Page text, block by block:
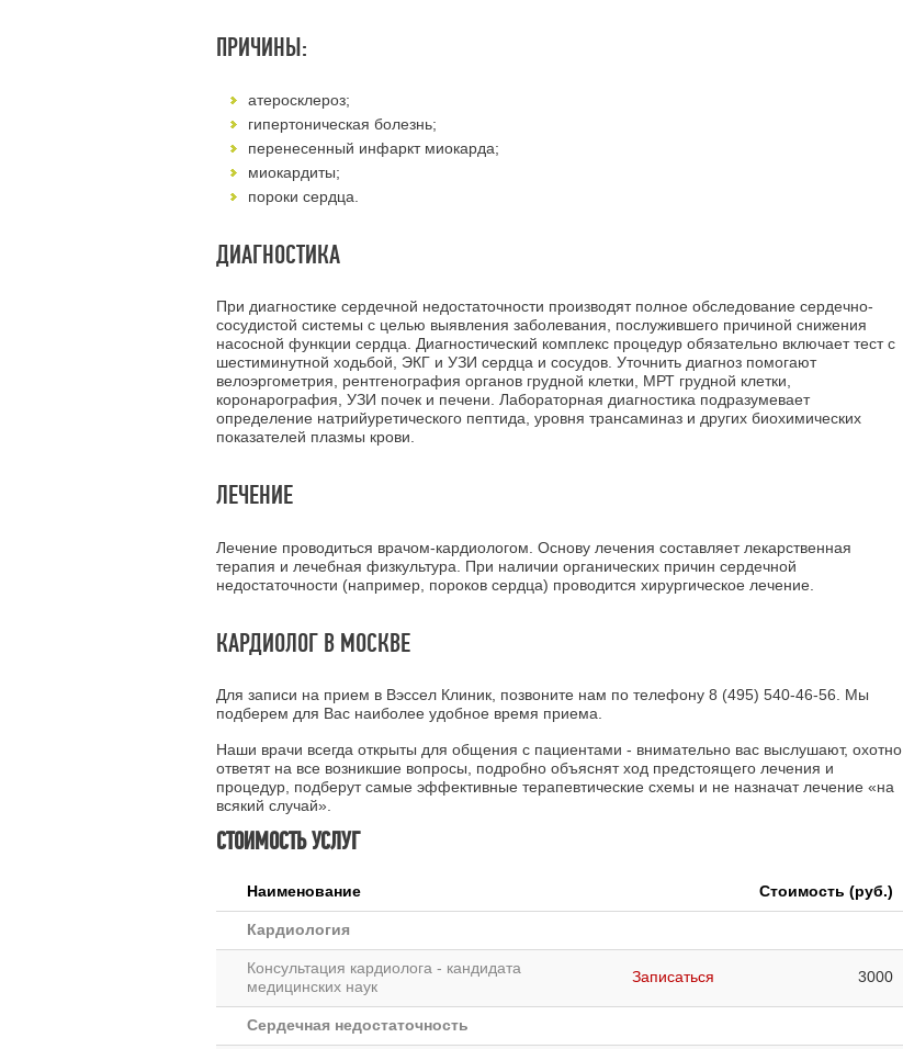
ПРИЧИНЫ:
атеросклероз;
гипертоническая болезнь;
перенесенный инфаркт миокарда;
миокардиты;
пороки сердца.
ДИАГНОСТИКА
При диагностике сердечной недостаточности производят полное обследование сердечно-
сосудистой системы с целью выявления заболевания, послужившего причиной снижения
насосной функции сердца. Диагностический комплекс процедур обязательно включает тест с
шестиминутной ходьбой, ЭКГ и УЗИ сердца и сосудов. Уточнить диагноз помогают
велоэргометрия, рентгенография органов грудной клетки, МРТ грудной клетки,
коронарография, УЗИ почек и печени. Лабораторная диагностика подразумевает
определение натрийуретического пептида, уровня трансаминаз и других биохимических
показателей плазмы крови.
ЛЕЧЕНИЕ
Лечение проводиться врачом-кардиологом. Основу лечения составляет лекарственная
терапия и лечебная физкультура. При наличии органических причин сердечной
недостаточности (например, пороков сердца) проводится хирургическое лечение.
КАРДИОЛОГ В МОСКВЕ
Для записи на прием в Вэссел Клиник, позвоните нам по телефону 8 (495) 540-46-56. Мы
подберем для Вас наиболее удобное время приема.
Наши врачи всегда открыты для общения с пациентами - внимательно вас выслушают, охотно
ответят на все возникшие вопросы, подробно объяснят ход предстоящего лечения и
процедур, подберут самые эффективные терапевтические схемы и не назначат лечение «на
всякий случай».
СТОИМОСТЬ УСЛУГ
Наименование Стоимость (руб.)
Кардиология
Консультация кардиолога - кандидата
медицинских наук
Записаться 3000
Сердечная недостаточность